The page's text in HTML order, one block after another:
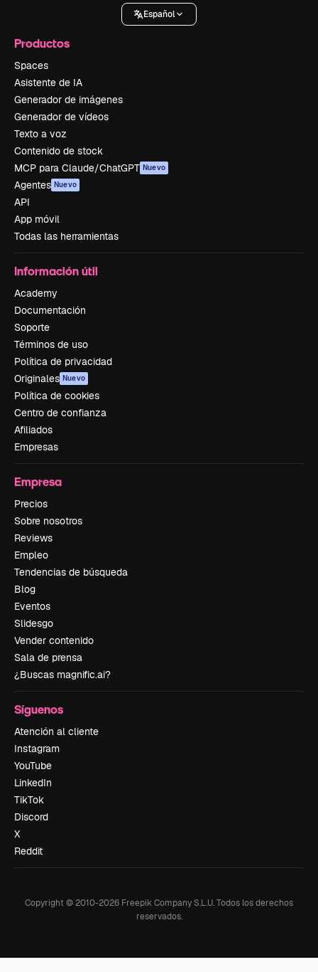
Español
Productos
Spaces
Asistente de IA
Generador de imágenes
Generador de vídeos
Texto a voz
Contenido de stock
MCP para Claude/ChatGPT Nuevo
Agentes Nuevo
API
App móvil
Todas las herramientas
Información útil
Academy
Documentación
Soporte
Términos de uso
Política de privacidad
Originales Nuevo
Política de cookies
Centro de confianza
Afiliados
Empresas
Empresa
Precios
Sobre nosotros
Reviews
Empleo
Tendencias de búsqueda
Blog
Eventos
Slidesgo
Vender contenido
Sala de prensa
¿Buscas magnific.ai?
Síguenos
Atención al cliente
Instagram
YouTube
LinkedIn
TikTok
Discord
X
Reddit
Copyright © 2010-2026 Freepik Company S.L.U.Todos los derechos
reservados.